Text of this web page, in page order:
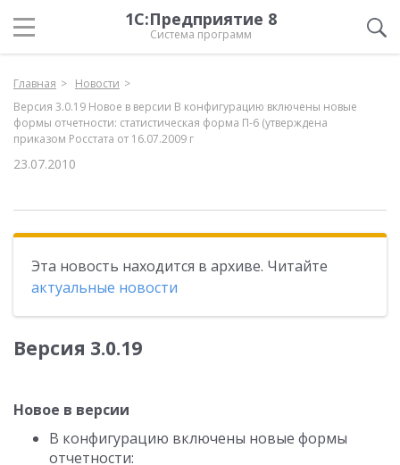
1С:Предприятие 8
Система программ
Главная
Новости
Версия 3.0.19 Новое в версии В конфигурацию включены новые
формы отчетности: статистическая форма П-6 (утверждена
приказом Росстата от 16.07.2009 г
23.07.2010
Эта новость находится в архиве. Читайте
актуальные новости
Версия 3.0.19
Новое в версии
В конфигурацию включены новые формы
отчетности: